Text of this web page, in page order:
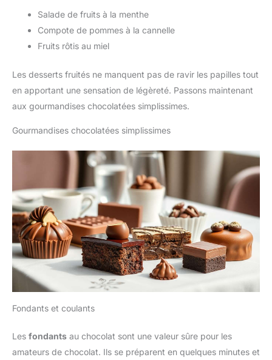
Salade de fruits à la menthe
Compote de pommes à la cannelle
Fruits rôtis au miel
Les desserts fruités ne manquent pas de ravir les papilles tout
en apportant une sensation de légèreté. Passons maintenant
aux gourmandises chocolatées simplissimes.
Gourmandises chocolatées simplissimes
Fondants et coulants
Les fondants au chocolat sont une valeur sûre pour les
amateurs de chocolat. Ils se préparent en quelques minutes et